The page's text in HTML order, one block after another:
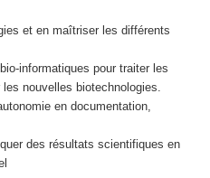
et en maîtriser les différents
informatiques pour traiter les
nouvelles biotechnologies.
en documentation,
des résultats scientifiques en